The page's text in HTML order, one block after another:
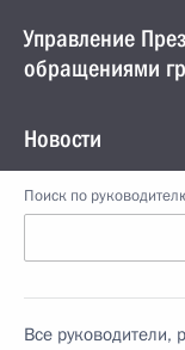
Управление
обращениями
Новости
Поиск по
Все руководители,